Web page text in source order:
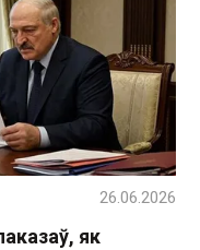
як
26.06.2026